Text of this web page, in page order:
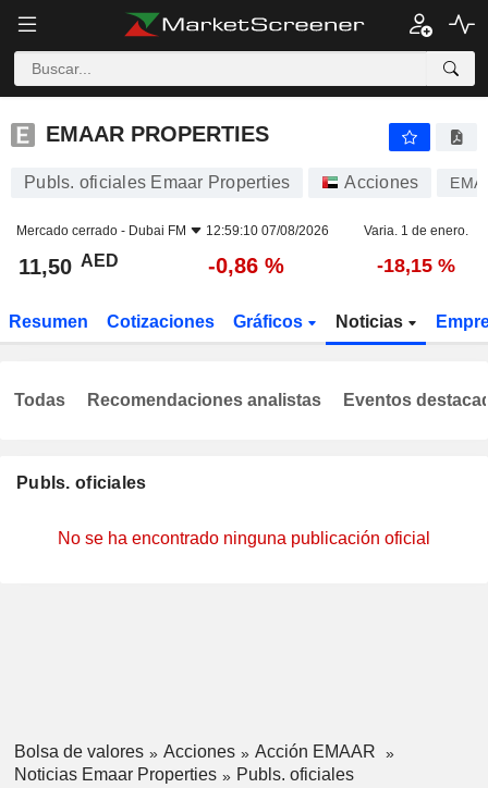
EMAAR PROPERTIES
EMAAR PROPERTIES
Publs. oficiales Emaar Properties Acciones
Mercado cerrado - Dubai FM 12:59:10 07/08/2026 Varia. 1 de enero.
11,50 AED -0,86 % -18,15 %
Resumen Cotizaciones Gráficos Noticias
Publs. oficiales
No se ha encontrado ninguna publicación oficial
Todas Recomendaciones analistas Eventos
Bolsa de valores Acciones
Acción EMAAR
Noticias Emaar Properties
Publs. oficiales